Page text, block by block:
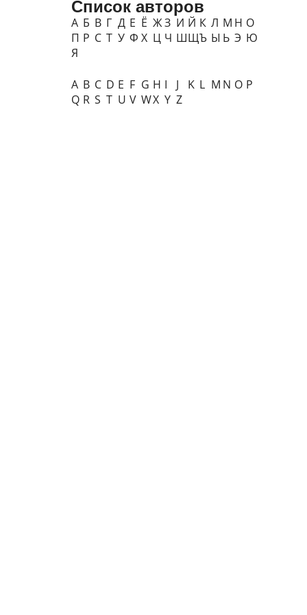
Список авторов
А Б В Г Д Е Ё ЖЗ И Й К Л М Н О
П Р С Т У Ф Х Ц Ч ШЩЪ Ы Ь Э Ю
Я
A B C D E F G H I J K L M N O P
Q R S T U V WX Y Z